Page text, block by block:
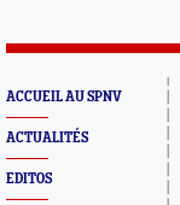
ACCUEIL AU SPNV
ACTUALITÉS
EDITOS